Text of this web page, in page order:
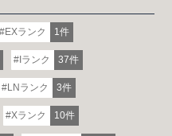
EXランク 1件
Iランク 37件
LNランク 3件
Xランク 10件